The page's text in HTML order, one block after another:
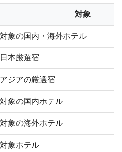
対象
対象の国内・海外ホテル
日本厳選宿
アジアの厳選宿
対象の国内ホテル
対象の海外ホテル
対象ホテル